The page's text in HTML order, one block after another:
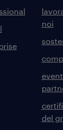
noi
del